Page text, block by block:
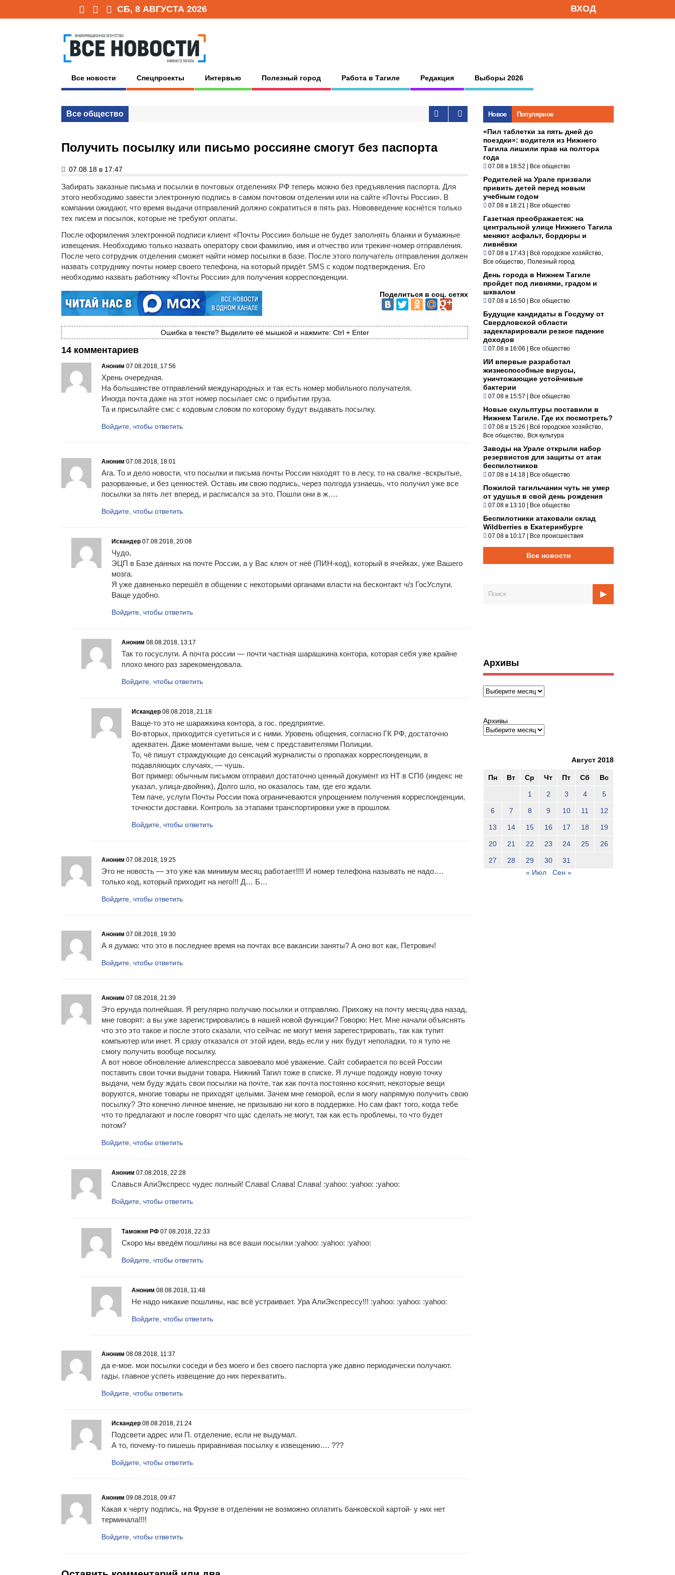
СБ, 8 АВГУСТА 2026 ВХОД
Все новости Спецпроекты Интервью Полезный город Работа в Тагиле Редакция Выборы 2026
Все общество
Получить посылку или письмо россияне смогут без паспорта
07.08.18 в 17:47
Забирать заказные письма и посылки в почтовых отделениях РФ теперь можно без предъявления паспорта. Для
этого необходимо завести электронную подпись в самом почтовом отделении или на сайте «Почты России». В
компании ожидают, что время выдачи отправлений должно сократиться в пять раз. Нововведение коснётся только
тех писем и посылок, которые не требуют оплаты.
После оформления электронной подписи клиент «Почты России» больше не будет заполнять бланки и бумажные
извещения. Необходимо только назвать оператору свои фамилию, имя и отчество или трекинг-номер отправления.
После чего сотрудник отделения сможет найти номер посылки в базе. После этого получатель отправления должен
назвать сотруднику почты номер своего телефона, на который придёт SMS с кодом подтверждения. Его
необходимо назвать работнику «Почты России» для получения корреспонденции.
Поделиться в соц. сетях
Ошибка в тексте? Выделите её мышкой и нажмите: Ctrl + Enter
14 комментариев
Аноним 07.08.2018, 17:56
Хрень очередная.
На большинстве отправлений международных и так есть номер мобильного получателя.
Иногда почта даже на этот номер посылает смс о прибытии груза.
Та и присылайте смс с кодовым словом по которому будут выдавать посылку.
Войдите, чтобы ответить
Аноним 07.08.2018, 18:01
Ага. То и дело новости, что посылки и письма почты России находят то в лесу, то на свалке -вскрытые,
разорванные, и без ценностей. Оставь им свою подпись, через полгода узнаешь, что получил уже все
посылки за пять лет вперед, и расписался за это. Пошли они в ж….
Войдите, чтобы ответить
Искандер 07.08.2018, 20:08
Чудо,
ЭЦП в Базе данных на почте России, а у Вас ключ от неё (ПИН-код), который в ячейках, уже Вашего
мозга.
Я уже давненько перешёл в общении с некоторыми органами власти на бесконтакт ч/з ГосУслуги.
Ваще удобно.
Войдите, чтобы ответить
Аноним 08.08.2018, 13:17
Так то госуслуги. А почта россии — почти частная шарашкина контора, которая себя уже крайне
плохо много раз зарекомендовала.
Войдите, чтобы ответить
Искандер 08.08.2018, 21:18
Ваще-то это не шаражкина контора, а гос. предприятие.
Во-вторых, приходится суетиться и с ними. Уровень общения, согласно ГК РФ, достаточно
адекватен. Даже моментами выше, чем с представителями Полиции.
То, чё пишут страждующие до сенсаций журналисты о пропажах корреспонденции, в
подавляющих случаях, — чушь.
Вот пример: обычным письмом отправил достаточно ценный документ из НТ в СПб (индекс не
указал, улица-двойник), Долго шло, но оказалось там, где его ждали.
Тем паче, услуги Почты России пока ограничеваются упрощением получения корреспонденции,
точности доставки. Контроль за этапами транспортировки уже в прошлом.
Войдите, чтобы ответить
Аноним 07.08.2018, 19:25
Это не новость — это уже как минимум месяц работает!!!! И номер телефона называть не надо….
только код, который приходит на него!!! Д… Б…
Войдите, чтобы ответить
Аноним 07.08.2018, 19:30
А я думаю: что это в последнее время на почтах все вакансии заняты? А оно вот как, Петрович!
Войдите, чтобы ответить
Аноним 07.08.2018, 21:39
Это ерунда полнейшая. Я регулярно получаю посылки и отправляю. Прихожу на почту месяц-два назад,
мне говорят: а вы уже зарегистрировались в нашей новой функции? Говорю: Нет. Мне начали объяснять
что это это такое и после этого сказали, что сейчас не могут меня зарегестрировать, так как тупит
компьютер или инет. Я сразу отказался от этой идеи, ведь если у них будут неполадки, то я тупо не
смогу получить вообще посылку.
А вот новое обновление алиекспресса завоевало моё уважение. Сайт собирается по всей России
поставить свои точки выдачи товара. Нижний Тагил тоже в списке. Я лучше подожду новую точку
выдачи, чем буду ждать свои посылки на почте, так как почта постоянно косячит, некоторые вещи
воруются, многие товары не приходят целыми. Зачем мне геморой, если я могу напрямую получить свою
посылку? Это конечно личное мнение, не призываю ни кого в поддержке. Но сам факт того, когда тебе
что то предлагают и после говорят что щас сделать не могут, так как есть проблемы, то что будет
потом?
Войдите, чтобы ответить
Аноним 07.08.2018, 22:28
Славься АлиЭкспресс чудес полный! Слава! Слава! Слава! :yahoo: :yahoo: :yahoo:
Войдите, чтобы ответить
Таможня РФ 07.08.2018, 22:33
Скоро мы введём пошлины на все ваши посылки :yahoo: :yahoo: :yahoo:
Войдите, чтобы ответить
Аноним 08.08.2018, 11:48
Не надо никакие пошлины, нас всё устраивает. Ура АлиЭкспрессу!!! :yahoo: :yahoo: :yahoo:
Войдите, чтобы ответить
Аноним 08.08.2018, 11:37
да е-мое. мои посылки соседи и без моего и без своего паспорта уже давно периодически получают.
гады. главное успеть извещение до них перехватить.
Войдите, чтобы ответить
Искандер 08.08.2018, 21:24
Подсвети адрес или П. отделение, если не выдумал.
А то, почему-то пишешь приравнивая посылку к извещению…. ???
Войдите, чтобы ответить
Аноним 09.08.2018, 09:47
Какая к черту подпись, на Фрунзе в отделении не возможно оплатить банковской картой- у них нет
терминала!!!!
Войдите, чтобы ответить
Новое Популярное
«Пил таблетки за пять дней до
поездки»: водителя из Нижнего
Тагила лишили прав на полтора
года
07.08 в 18:52 | Все общество
Родителей на Урале призвали
привить детей перед новым
учебным годом
07.08 в 18:21 | Все общество
Газетная преображается: на
центральной улице Нижнего Тагила
меняют асфальт, бордюры и
ливнёвки
07.08 в 17:43 | Всё городское хозяйство
Все общество Полезный город
День города в Нижнем Тагиле
пройдет под ливнями, градом и
шквалом
07.08 в 16:50 | Все общество
Будущие кандидаты в Госдуму от
Свердловской области
задекларировали резкое падение
доходов
07.08 в 16:06 | Все общество
ИИ впервые разработал
жизнеспособные вирусы,
уничтожающие устойчивые
бактерии
07.08 в 15:57 | Все общество
Новые скульптуры поставили в
Нижнем Тагиле. Где их посмотреть?
07.08 в 15:26 | Всё городское хозяйство
Все общество Вся культура
Заводы на Урале открыли набор
резервистов для защиты от атак
беспилотников
07.08 в 14:18 | Все общество
Пожилой тагильчанин чуть не умер
от удушья в свой день рождения
07.08 в 13:10 | Все общество
Беспилотники атаковали склад
Wildberries в Екатеринбурге
07.08 в 10:17 | Все происшествия
Все новости
Архивы
Архивы
Архивы
Август 2018
Пн Вт Ср Чт Пт Сб Вс
1 2 3 4 5
6 7 8 9 10 11 12
13 14 15 16 17 18 19
20 21 22 23 24 25 26
27 28 29 30
31
« Июл
Сен »